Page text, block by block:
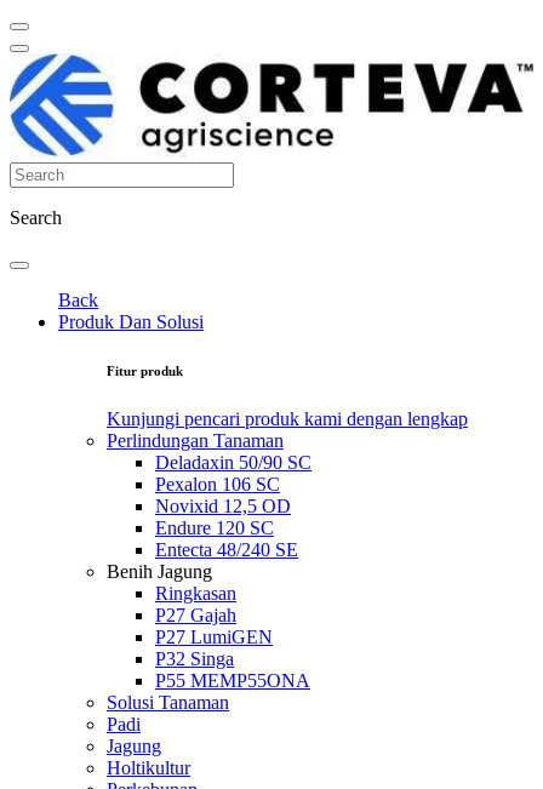
Search
Back
Produk Dan Solusi
Fitur produk
Kunjungi pencari produk kami dengan lengkap
Perlindungan Tanaman
Deladaxin 50/90 SC
Pexalon 106 SC
Novixid 12,5 OD
Endure 120 SC
Entecta 48/240 SE
Benih Jagung
Ringkasan
P27 Gajah
P27 LumiGEN
P32 Singa
P55 MEMP55ONA
Solusi Tanaman
Padi
Jagung
Holtikultur